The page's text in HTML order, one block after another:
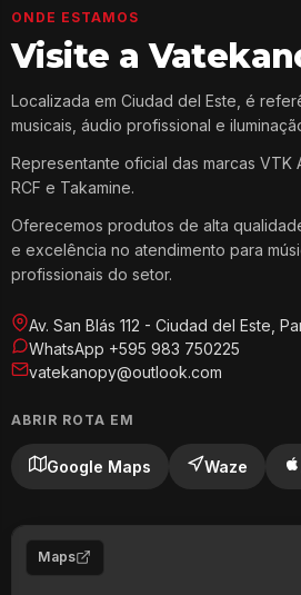
ONDE ESTAMOS
Visite a
Localizada em Ciudad del Este, é
musicais, áudio profissional e
Representante oficial das marcas VTK
RCF e Takamine.
Oferecemos produtos de alta
e excelência no atendimento para
profissionais do setor.
Av. San Blás 112 - Ciudad del Este,
WhatsApp +595 983 750225
vatekanopy@outlook.com
ABRIR ROTA EM
Google Maps Waze
Maps